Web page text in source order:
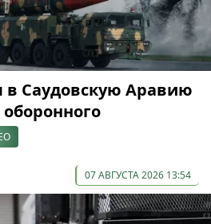
в Саудовскую Аравию
07 АВГУСТА 2026 13:54